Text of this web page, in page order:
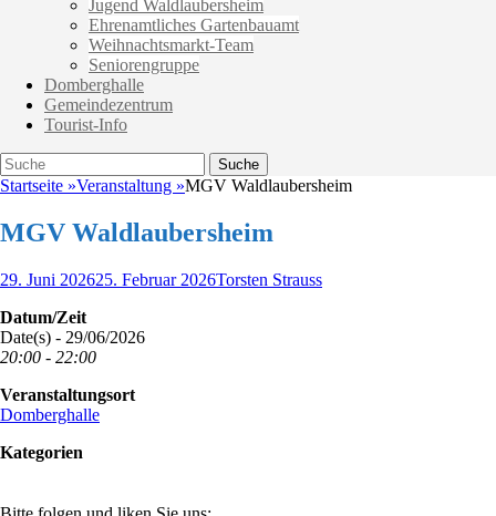
Jugend Waldlaubersheim
Ehrenamtliches Gartenbauamt
Weihnachtsmarkt-Team
Seniorengruppe
Domberghalle
Gemeindezentrum
Tourist-Info
Suche
Suche
nach:
Startseite »Veranstaltung »MGV Waldlaubersheim
MGV Waldlaubersheim
Veröffentlicht
29. Juni 202625. Februar 2026Autor
Torsten Strauss
Datum/Zeit
Date(s) - 29/06/2026
20:00 - 22:00
Veranstaltungsort
Domberghalle
Kategorien